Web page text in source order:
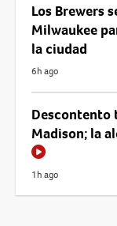
Los Brewers
Milwaukee
la ciudad
6h ago
Descontento
Madison; la
1h ago